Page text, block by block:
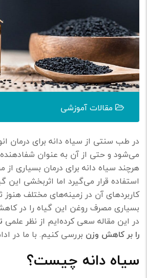
مقالات آموزشی
در طب سنتی از سیاه دانه برای درمان
می‌شود و حتی از آن به عنوان
هرچند سیاه دانه برای درمان بسیاری
استفاده قرار می‌گیرد اما اثربخشی اين
کاربردهای آن در زمينه‌های مختلف
بسیاری مصرف روغن این گیاه را در
در این مقاله سعی کرده‌ایم از نظر علمی
را بر کاهش وزن بررسی کنیم. با ما در
سیاه دانه چیست؟